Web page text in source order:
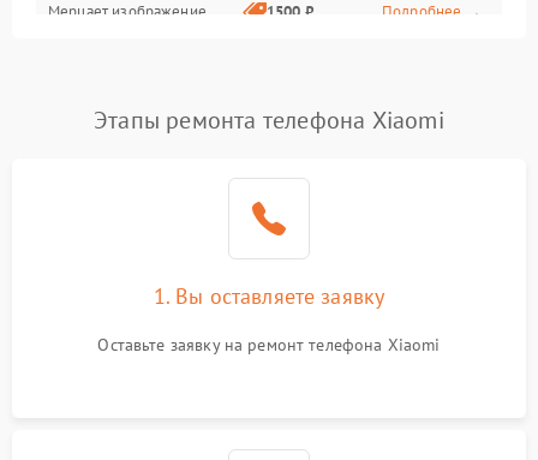
Мерцает изображение 1500 ₽ Подробнее →
Не работает Face ID 4000 ₽ Подробнее →
Этапы ремонта телефона Xiaomi
1. Вы оставляете заявку
Оставьте заявку на ремонт телефона Xiaomi